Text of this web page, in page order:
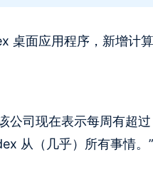
桌面应用程序，新增计
公司现在表示每周有超
从（几乎）所有事情。”